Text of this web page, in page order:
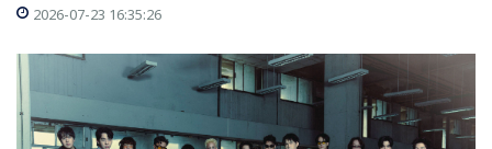
2026-07-23 16:35:26